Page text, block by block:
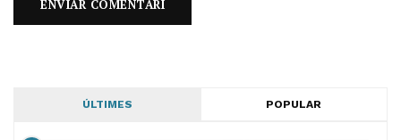
ÚLTIMES POPULAR